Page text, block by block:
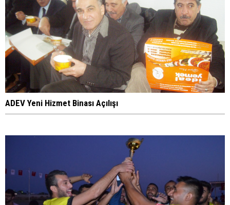
ADEV Yeni Hizmet Binası Açılışı